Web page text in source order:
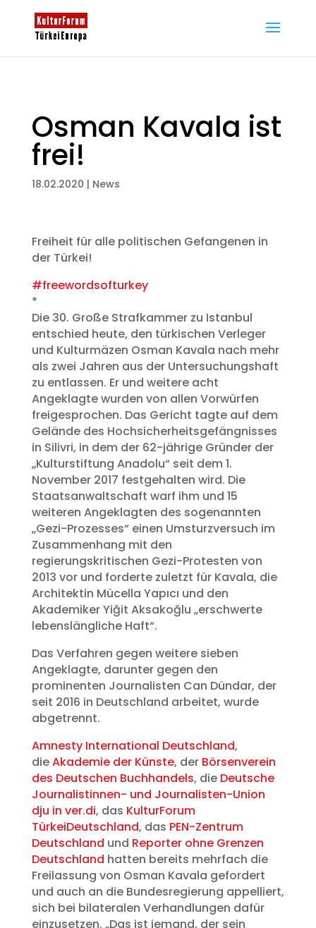
Osman Kavala ist
frei!
18.02.2020 | News
Freiheit für alle politischen Gefangenen in
der Türkei!
#freewordsofturkey
*
Die 30. Große Strafkammer zu Istanbul
entschied heute, den türkischen Verleger
und Kulturmäzen Osman Kavala nach mehr
als zwei Jahren aus der Untersuchungshaft
zu entlassen. Er und weitere acht
Angeklagte wurden von allen Vorwürfen
freigesprochen. Das Gericht tagte auf dem
Gelände des Hochsicherheitsgefängnisses
in Silivri, in dem der 62-jährige Gründer der
„Kulturstiftung Anadolu“ seit dem 1.
November 2017 festgehalten wird. Die
Staatsanwaltschaft warf ihm und 15
weiteren Angeklagten des sogenannten
„Gezi-Prozesses“ einen Umsturzversuch im
Zusammenhang mit den
regierungskritischen Gezi-Protesten von
2013 vor und forderte zuletzt für Kavala, die
Architektin Mücella Yapıcı und den
Akademiker Yiğit Aksakoğlu „erschwerte
lebenslängliche Haft“.
Das Verfahren gegen weitere sieben
Angeklagte, darunter gegen den
prominenten Journalisten Can Dündar, der
seit 2016 in Deutschland arbeitet, wurde
abgetrennt.
Amnesty International Deutschland,
dieAkademie der Künste, der Börsenverein
des Deutschen Buchhandels, die Deutsche
Journalistinnen- und Journalisten-Union
dju in ver.di, das KulturForum
TürkeiDeutschland, das PEN-Zentrum
Deutschland und Reporter ohne Grenzen
Deutschland hatten bereits mehrfach die
Freilassung von Osman Kavala gefordert
und auch an die Bundesregierung appelliert,
sich bei bilateralen Verhandlungen dafür
einzusetzen. „Das ist jemand, der sein